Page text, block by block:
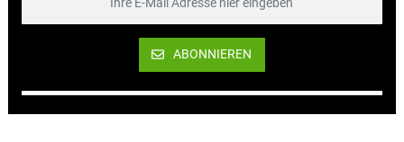
ABONNIEREN